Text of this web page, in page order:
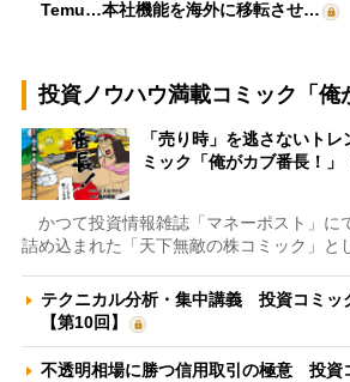
Temu…本社機能を海外に移転させ…
投資ノウハウ満載コミック「俺
「売り時」を逃さないト
ミック「俺がカブ番長！」
かつて投資情報雑誌「マネーポスト」に
詰め込まれた「天下無敵の株コミック」と
テクニカル分析・集中講義 投資コミッ
【第10回】
不透明相場に勝つ信用取引の極意 投資